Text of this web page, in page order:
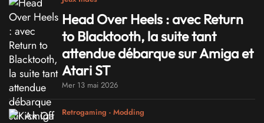
Head Over Heels : avec Return
to Blacktooth, la suite tant
attendue débarque sur Amiga et
Atari ST
Mer 13 mai 2026
Retrogaming - Modding